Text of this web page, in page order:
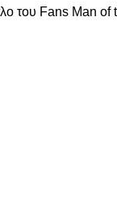
του Fans Man